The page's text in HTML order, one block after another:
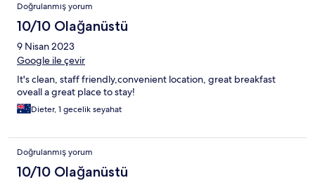
Doğrulanmış yorum
10/10 Olağanüstü
9 Nisan 2023
Google ile çevir
It's clean, staff friendly,convenient location, great breakfast
oveall a great place to stay!
Dieter, 1 gecelik seyahat
Doğrulanmış yorum
10/10 Olağanüstü